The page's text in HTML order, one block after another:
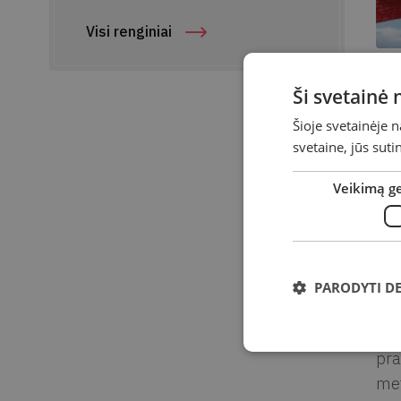
Visi renginiai
–
Ši svetainė
Šioje svetainėje
svetaine, jūs
Veikimą
PARODYTI